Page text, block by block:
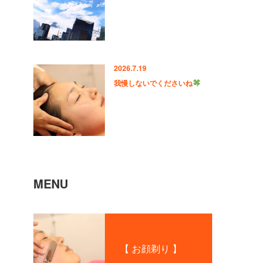
2026.7.19
我慢しないでくださいね
MENU
【 お顔剃り 】